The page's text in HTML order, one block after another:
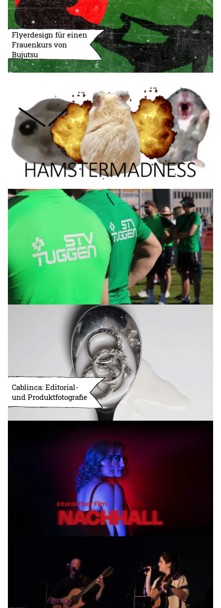
Flyerdesign für einen
Frauenkurs von
Bujutsu
Cablinca: Editorial-
und Produktfotografie